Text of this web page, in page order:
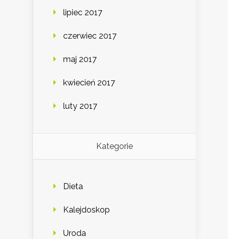
lipiec 2017
czerwiec 2017
maj 2017
kwiecień 2017
luty 2017
Kategorie
Dieta
Kalejdoskop
Uroda